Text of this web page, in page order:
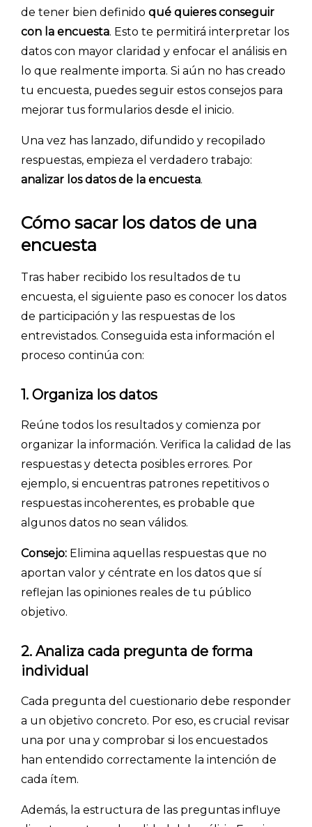
INICIO
CÓMO FUNCIONA
PLANTILLAS
PRECIOS
ACCEDER →
de tener bien definido qué quieres conseguir
con la encuesta. Esto te permitirá interpretar los
datos con mayor claridad y enfocar el análisis en
lo que realmente importa. Si aún no has creado
tu encuesta, puedes seguir estos consejos para
mejorar tus formularios desde el inicio.
Una vez has lanzado, difundido y recopilado
respuestas, empieza el verdadero trabajo:
analizar los datos de la encuesta.
Cómo sacar los datos de una
encuesta
Tras haber recibido los resultados de tu
encuesta, el siguiente paso es conocer los datos
de participación y las respuestas de los
entrevistados. Conseguida esta información el
proceso continúa con:
1. Organiza los datos
Reúne todos los resultados y comienza por
organizar la información. Verifica la calidad de las
respuestas y detecta posibles errores. Por
ejemplo, si encuentras patrones repetitivos o
respuestas incoherentes, es probable que
algunos datos no sean válidos.
Consejo: Elimina aquellas respuestas que no
aportan valor y céntrate en los datos que sí
reflejan las opiniones reales de tu público
objetivo.
2. Analiza cada pregunta de forma
individual
Cada pregunta del cuestionario debe responder
a un objetivo concreto. Por eso, es crucial revisar
una por una y comprobar si los encuestados
han entendido correctamente la intención de
cada ítem.
Además, la estructura de las preguntas influye